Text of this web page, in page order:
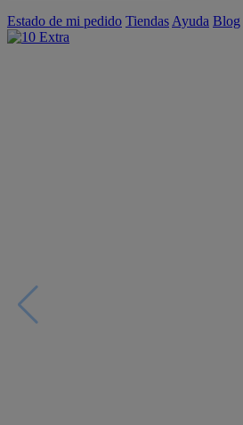
Estado de mi pedido Tiendas Ayuda Blog